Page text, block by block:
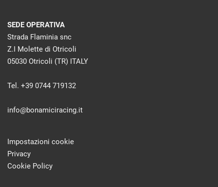
SEDE OPERATIVA
Strada Flaminia snc
Z.I Molette di Otricoli
05030 Otricoli (TR) ITALY
Tel. +39 0744 719132
info@bonamiciracing.it
Impostazioni cookie
Privacy
Cookie Policy